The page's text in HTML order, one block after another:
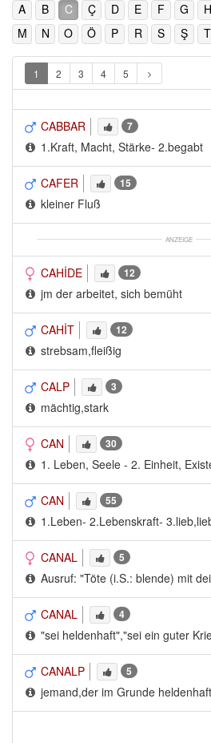
A B C Ç D E F G H
M
N O Ö P R S Ş T
1 2 3 4
5
CABBAR 7
1.Kraft, Macht, Stärke- 2.begabt
CAFER 15
kleiner Fluß
ANZEIGE
CAHİDE 12
jm der arbeitet, sich bemüht
CAHİT 12
strebsam,fleißig
CALP 3
mächtig,stark
CAN 30
1. Leben, Seele - 2. Einheit,
CAN 55
1.Leben- 2.Lebenskraft-
CANAL 5
Ausruf: "Töte (i.S.: blende) mit
CANAL 4
"sei heldenhaft","sei ein guter
CANALP 5
jemand,der im Grunde